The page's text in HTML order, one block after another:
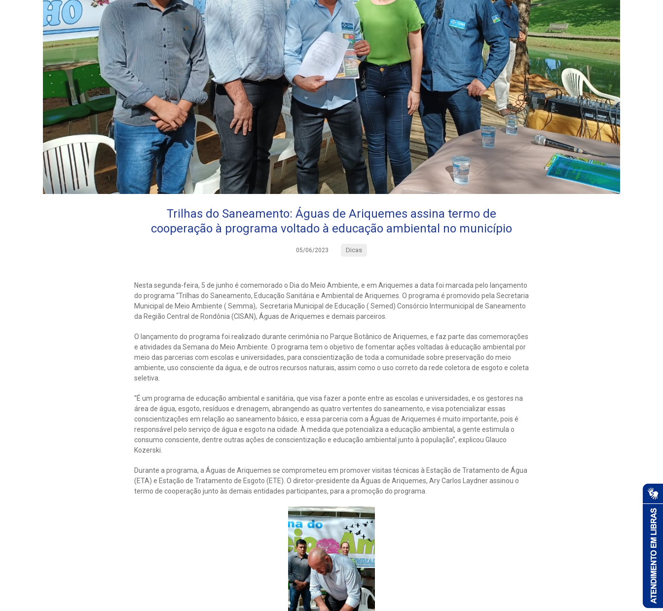
Trilhas do Saneamento: Águas de Ariquemes assina termo de
cooperação à programa voltado à educação ambiental no município
05/06/2023 Dicas
Nesta segunda-feira, 5 de junho é comemorado o Dia do Meio Ambiente, e em Ariquemes a data foi marcada pelo lançamento
do programa “Trilhas do Saneamento, Educação Sanitária e Ambiental de Ariquemes. O programa é promovido pela Secretaria
Municipal de Meio Ambiente ( Semma), Secretaria Municipal de Educação ( Semed) Consórcio Intermunicipal de Saneamento
da Região Central de Rondônia (CISAN), Águas de Ariquemes e demais parceiros.
O lançamento do programa foi realizado durante cerimônia no Parque Botânico de Ariquemes, e faz parte das comemorações
e atividades da Semana do Meio Ambiente. O programa tem o objetivo de fomentar ações voltadas à educação ambiental por
meio das parcerias com escolas e universidades, para conscientização de toda a comunidade sobre preservação do meio
ambiente, uso consciente da água, e de outros recursos naturais, assim como o uso correto da rede coletora de esgoto e coleta
seletiva.
“É um programa de educação ambiental e sanitária, que visa fazer a ponte entre as escolas e universidades, e os gestores na
área de água, esgoto, resíduos e drenagem, abrangendo as quatro vertentes do saneamento, e visa potencializar essas
conscientizações em relação ao saneamento básico, e essa parceria com a Águas de Ariquemes é muito importante, pois é
responsável pelo serviço de água e esgoto na cidade. À medida que potencializa a educação ambiental, a gente estimula o
consumo consciente, dentre outras ações de conscientização e educação ambiental junto à população”, explicou Glauco
Kozerski.
Durante a programa, a Águas de Ariquemes se comprometeu em promover visitas técnicas à Estação de Tratamento de Água
(ETA) e Estação de Tratamento de Esgoto (ETE). O diretor-presidente da Águas de Ariquemes, Ary Carlos Laydner assinou o
termo de cooperação junto às demais entidades participantes, para a promoção do programa.